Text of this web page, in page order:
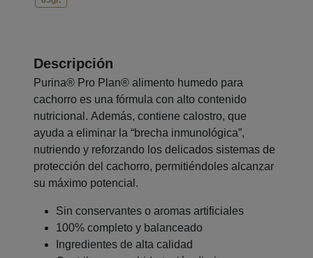
Descripción
Purina® Pro Plan® alimento humedo para
cachorro es una fórmula con alto contenido
nutricional. Además, contiene calostro, que
ayuda a eliminar la “brecha inmunológica”,
nutriendo y reforzando los delicados sistemas de
protección del cachorro, permitiéndoles alcanzar
su máximo potencial.
Sin conservantes o aromas artificiales
100% completo y balanceado
Ingredientes de alta calidad